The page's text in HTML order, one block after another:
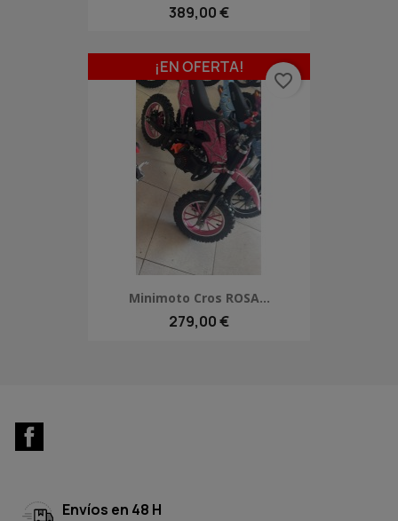
389,00 €
Minimoto Cros ROSA...
279,00 €
¡EN OFERTA!
favorite_border
Envíos en 48 H